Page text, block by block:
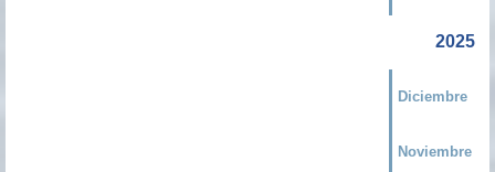
2025
Diciembre
Noviembre